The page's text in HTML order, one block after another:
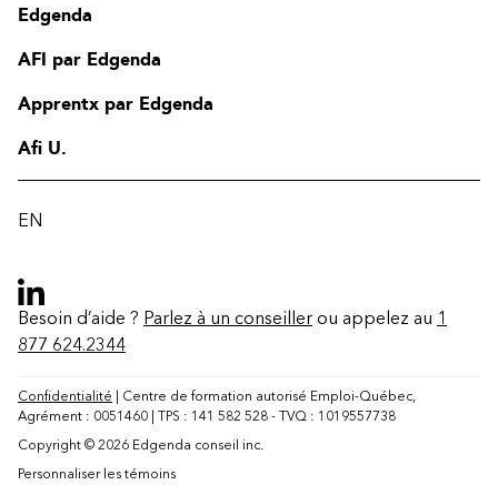
Contact
Edgenda
AFI par Edgenda
Apprentx par Edgenda
Afi U.
EN
Besoin d’aide ? Parlez à un conseiller ou appelez au 1
877 624.2344
Confidentialité | Centre de formation autorisé Emploi-Québec,
Agrément : 0051460 | TPS : 141 582 528 - TVQ : 1019557738
Copyright © 2026 Edgenda conseil inc.
Personnaliser les témoins